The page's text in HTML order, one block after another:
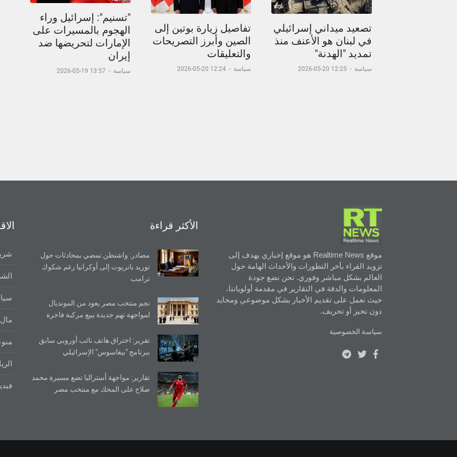
تصعيد ميداني إسرائيلي
في لبنان هو الأعنف منذ
تمديد "الهدنة"
سياسة -
12:25 20-05-2026
تفاصيل زيارة بوتين إلى
الصين وأبرز التصريحات
والتعليقات
سياسة -
12:24 20-05-2026
"تسنيم": إسرائيل وراء
الهجوم بالمسيرات على
الإمارات لتحريضها ضد
إيران
سياسة -
13:57 19-05-2026
موقع Realtime News هو موقع إخباري يهدف إلى
تزويد القراء بآخر التطورات والأحداث الهامة حول
العالم بشكل مباشر وفوري. نحن نضع جودة
المعلومات والدقة في التقارير في مقدمة أولوياتنا،
حيث نعمل على تقديم الأخبار بشكل موضوعي ومحايد
دون تحيز أو تحريف.
سياسة الخصوصية
الأكثر قراءة
مصادر: واشنطن تمضي بمحادثات حول
توريد باتريوت إلى أوكرانيا رغم شكوك
ترامب
نجم منتخب مصر يعود من المونديال
لمواجهة تهم جديدة ببيع مركبة فاخرة
تقرير: اختراق هاتف نائب أوروبي سابق
ببرنامج "بيغاسوس" الإسرائيلي
تقارير: مواجهة أستراليا تضع مسيرة محمد
صلاح على المحك مع منتخب مصر